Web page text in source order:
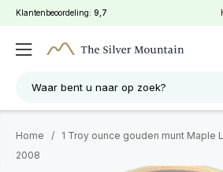
Klantenbeoordeling: 9,7
Waar bent u naar op zoek?
Home /
1 Troy ounce gouden munt Maple
2008